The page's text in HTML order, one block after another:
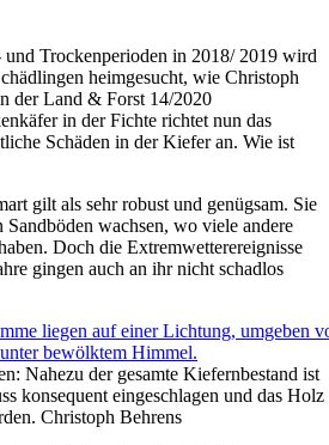
Trockenperioden in 2018/ 2019 wird
heimgesucht, wie Christoph
der Land & Forst 14/2020
in der Fichte richtet nun das
Schäden in der Kiefer an. Wie ist
gilt als sehr robust und genügsam. Sie
wachsen, wo viele andere
Doch die Extremwetterereignisse
gingen auch an ihr nicht schadlos
Nahezu der gesamte Kiefernbestand ist
konsequent eingeschlagen und das Holz
Christoph Behrens